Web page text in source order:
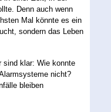
Denn auch wenn
Mal könnte es ein
sondern das Leben
sind klar: Wie konnte
nicht?
bleiben